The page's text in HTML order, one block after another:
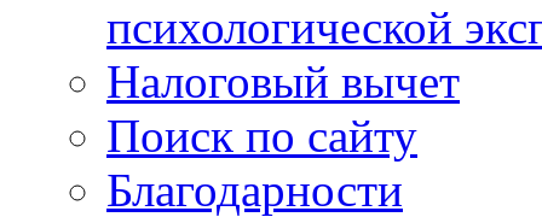
психологической
Налоговый вычет
Поиск по сайту
Благодарности